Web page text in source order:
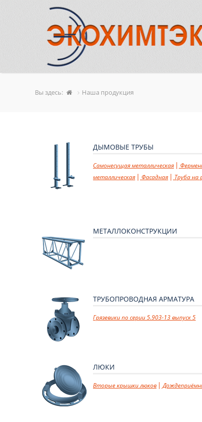
Вы здесь: Наша продукция
ДЫМОВЫЕ ТРУБЫ
Самонесущая металлическая
металлическая
Фасадная Труба на
МЕТАЛЛОКОНСТРУКЦИИ
ТРУБОПРОВОДНАЯ АРМАТУРА
Грязевики по серии 5.903-13 выпуск 5
ЛЮКИ
Вторые крышки люков